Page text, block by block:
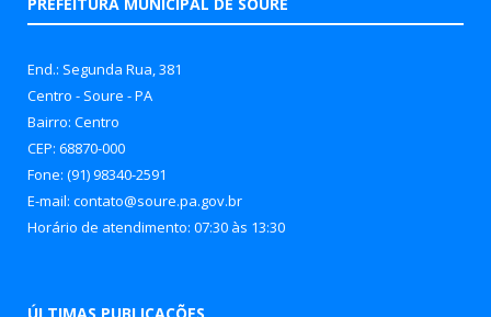
End.: Segunda Rua, 381
Centro - Soure - PA
Bairro: Centro
CEP: 68870-000
Fone: (91) 98340-2591
E-mail: contato@soure.pa.gov.br
Horário de atendimento: 07:30 às 13:30
ÚLTIMAS PUBLICAÇÕES